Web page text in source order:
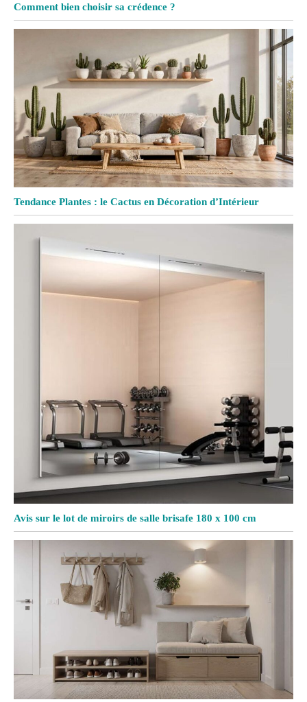
Comment bien choisir sa crédence ?
Tendance Plantes : le Cactus en Décoration d’Intérieur
Avis sur le lot de miroirs de salle brisafe 180 x 100 cm